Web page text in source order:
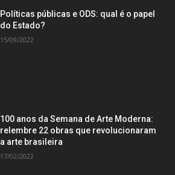
Políticas públicas e ODS: qual é o papel
do Estado?
15/09/2022
100 anos da Semana de Arte Moderna:
relembre 22 obras que revolucionaram
a arte brasileira
17/02/2022